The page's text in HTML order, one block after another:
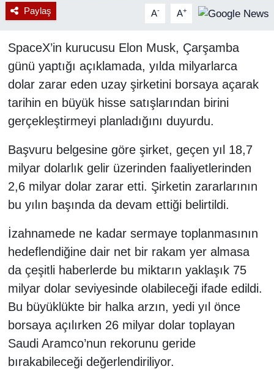
Paylaş A- A+
SpaceX’in kurucusu Elon Musk, Çarşamba
günü yaptığı açıklamada, yılda milyarlarca
dolar zarar eden uzay şirketini borsaya açarak
tarihin en büyük hisse satışlarından birini
gerçekleştirmeyi planladığını duyurdu.
Başvuru belgesine göre şirket, geçen yıl 18,7
milyar dolarlık gelir üzerinden faaliyetlerinden
2,6 milyar dolar zarar etti. Şirketin zararlarının
bu yılın başında da devam ettiği belirtildi.
İzahnamede ne kadar sermaye toplanmasının
hedeflendiğine dair net bir rakam yer almasa
da çeşitli haberlerde bu miktarın yaklaşık 75
milyar dolar seviyesinde olabileceği ifade edildi.
Bu büyüklükte bir halka arzın, yedi yıl önce
borsaya açılırken 26 milyar dolar toplayan
Saudi Aramco’nun rekorunu geride
bırakabileceği değerlendiriliyor.